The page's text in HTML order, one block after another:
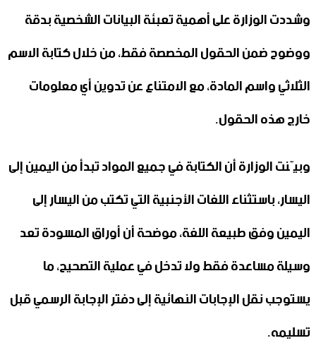
وشددت الوزارة على أهمية تعبئة البيانات الشخصية بدقة
‏ووضوح ضمن الحقول المخصصة فقط، من خلال كتابة الاسم
‌‏الثلاثي واسم المادة، مع الامتناع عن تدوين أي معلومات
خارج ‏هذه الحقول‎.‎
وبيّنت الوزارة أن الكتابة في جميع المواد تبدأ من اليمين إلى
‏اليسار، باستثناء اللغات الأجنبية التي تكتب من اليسار إلى
‏اليمين ‏وفق طبيعة اللغة، موضحة أن أوراق المسودة تعد
وسيلة ‏مساعدة فقط ولا تدخل في عملية التصحيح، ما
يستوجب ‏نقل ‏الإجابات النهائية إلى دفتر الإجابة الرسمي قبل
تسليمه‎.‎